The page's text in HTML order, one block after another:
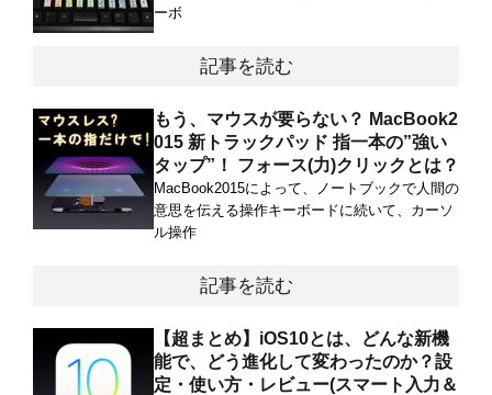
ーボ
記事を読む
もう、マウスが要らない？ MacBook2
015 新トラックパッド 指一本の”強い
タップ”！ フォース(力)クリックとは？
MacBook2015によって、ノートブックで人間の
意思を伝える操作キーボードに続いて、カーソ
ル操作
記事を読む
【超まとめ】iOS10とは、どんな新機
能で、どう進化して変わったのか？設
定・使い方・レビュー(スマート入力＆